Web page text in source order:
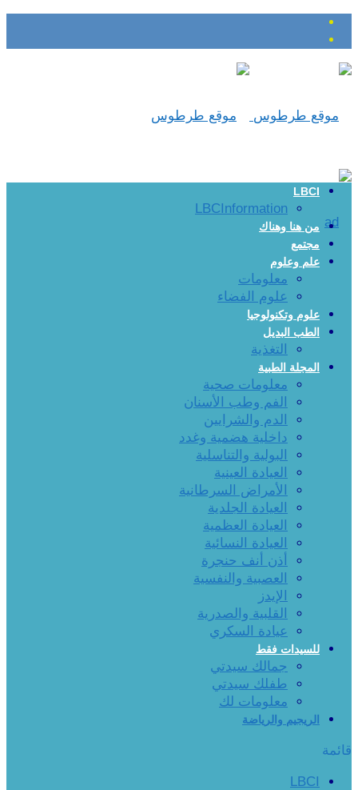
LBCI
LBCInformation
من هنا وهناك
مجتمع
علم وعلوم
معلومات
علوم الفضاء
علوم وتكنولوجيا
الطب البديل
التغذية
المجلة الطبية
معلومات صحية
الفم وطب الأسنان
الدم والشرايين
داخلية هضمية وغدد
البولية والتناسلية
العيادة العينية
الأمراض السرطانية
العيادة الجلدية
العيادة العظمية
العيادة النسائية
أذن أنف حنجرة
العصبية والنفسية
الإيدز
القلبية والصدرية
عيادة السكري
للسيدات فقط
جمالك سيدتي
طفلك سيدتي
معلومات لك
الريجيم والرياضة
قائمة
LBCI